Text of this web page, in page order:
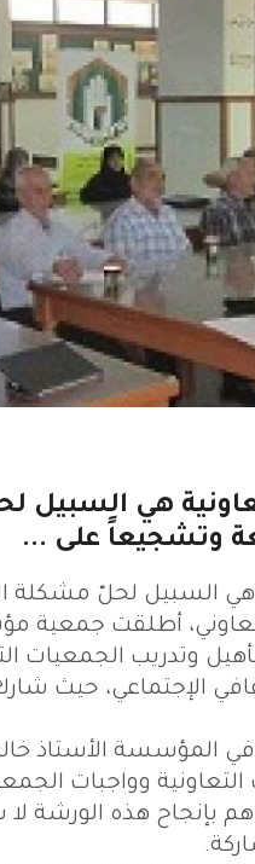
هي السبيل
وتشجيعاً على ...
السبيل لحلّ مشكلة
أطلقت جمعية
وتدريب الجمعيات
في المؤسسة الأستاذ
وواجبات
بإنجاح هذه الورشة لا